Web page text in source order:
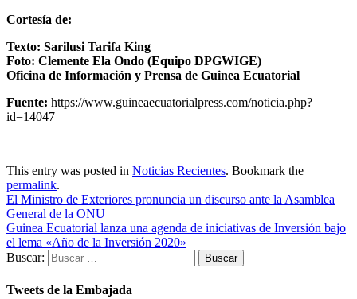
Cortesía de:
Texto: Sarilusi Tarifa King
Foto: Clemente Ela Ondo (Equipo DPGWIGE)
Oficina de Información y Prensa de Guinea Ecuatorial
Fuente: https://www.guineaecuatorialpress.com/noticia.php?
id=14047
This entry was posted in Noticias Recientes. Bookmark the
permalink.
El Ministro de Exteriores pronuncia un discurso ante la Asamblea
General de la ONU
Guinea Ecuatorial lanza una agenda de iniciativas de Inversión bajo
el lema «Año de la Inversión 2020»
Buscar:
Tweets de la Embajada